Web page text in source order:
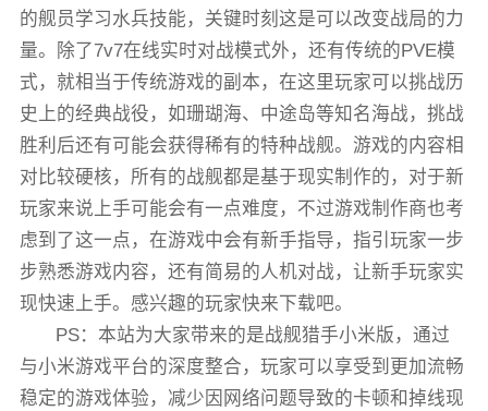
的舰员学习水兵技能，关键时刻这是可以改变战局的力
量。除了7v7在线实时对战模式外，还有传统的PVE模
式，就相当于传统游戏的副本，在这里玩家可以挑战历
史上的经典战役，如珊瑚海、中途岛等知名海战，挑战
胜利后还有可能会获得稀有的特种战舰。游戏的内容相
对比较硬核，所有的战舰都是基于现实制作的，对于新
玩家来说上手可能会有一点难度，不过游戏制作商也考
虑到了这一点，在游戏中会有新手指导，指引玩家一步
步熟悉游戏内容，还有简易的人机对战，让新手玩家实
现快速上手。感兴趣的玩家快来下载吧。
PS：本站为大家带来的是战舰猎手小米版，通过
与小米游戏平台的深度整合，玩家可以享受到更加流畅
稳定的游戏体验，减少因网络问题导致的卡顿和掉线现